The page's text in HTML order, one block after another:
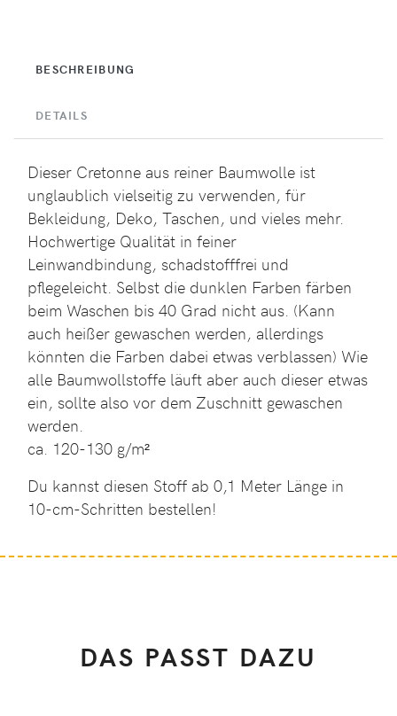
BESCHREIBUNG
DETAILS
Dieser Cretonne aus reiner Baumwolle ist
unglaublich vielseitig zu verwenden, für
Bekleidung, Deko, Taschen, und vieles mehr.
Hochwertige Qualität in feiner
Leinwandbindung, schadstofffrei und
pflegeleicht. Selbst die dunklen Farben färben
beim Waschen bis 40 Grad nicht aus. (Kann
auch heißer gewaschen werden, allerdings
könnten die Farben dabei etwas verblassen) Wie
alle Baumwollstoffe läuft aber auch dieser etwas
ein, sollte also vor dem Zuschnitt gewaschen
werden.
ca. 120-130 g/m²
Du kannst diesen Stoff ab 0,1 Meter Länge in
10-cm-Schritten bestellen!
DAS PASST DAZU